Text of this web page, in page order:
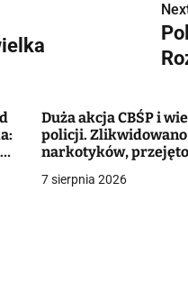
Duża akcja CBŚP i
policji.
narkotyków,
7 sierpnia 2026